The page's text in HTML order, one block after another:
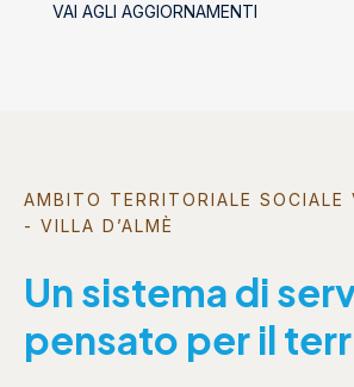
VAI AGLI AGGIORNAMENTI
AMBITO TERRITORIALE SOCIALE
- VILLA D’ALMÈ
Un sistema di
pensato per il